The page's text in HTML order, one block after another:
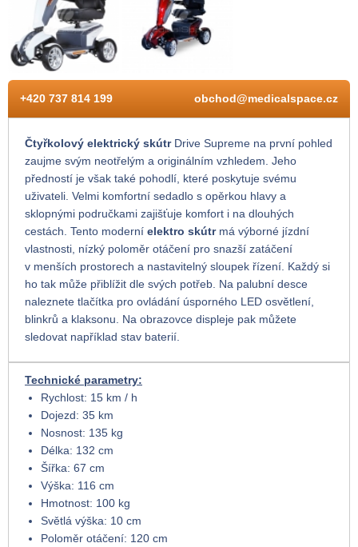
+420 737 814 199 obchod@medicalspace.cz
Čtyřkolový elektrický skútrDrive Supreme na první pohled
zaujme svým neotřelým a originálním vzhledem. Jeho
předností je však také pohodlí, které poskytuje svému
uživateli. Velmi komfortní sedadlo s opěrkou hlavy a
sklopnými područkami zajišťuje komfort i na dlouhých
cestách. Tento moderní elektro skútrmá výborné jízdní
vlastnosti, nízký poloměr otáčení pro snazší zatáčení
v menších prostorech a nastavitelný sloupek řízení. Každý si
ho tak může přiblížit dle svých potřeb. Na palubní desce
naleznete tlačítka pro ovládání úsporného LED osvětlení,
blinkrů a klaksonu. Na obrazovce displeje pak můžete
sledovat například stav baterií.
Technické parametry:
Rychlost: 15 km / h
Dojezd: 35 km
Nosnost: 135 kg
Délka: 132 cm
Šířka: 67 cm
Výška: 116 cm
Hmotnost: 100 kg
Světlá výška: 10 cm
Poloměr otáčení: 120 cm